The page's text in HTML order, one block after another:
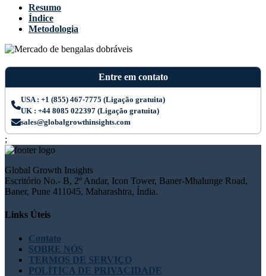
Resumo
Índice
Metodologia
Entre em contato
USA : +1 (855) 467-7775 (Ligação gratuita)
UK : +44 8085 022397 (Ligação gratuita)
sales@globalgrowthinsights.com
;
Global Growth Insights
Escritório No.- B, 2º Andar, Icon Tower, Baner-Mhalunge Road,
Baner, Pune 411045, Maharashtra, Índia.
Links Úteis
Contato
SOBRE NÓS
TERMOS DE SERVIÇO
POLÍTICA DE PRIVACIDADE